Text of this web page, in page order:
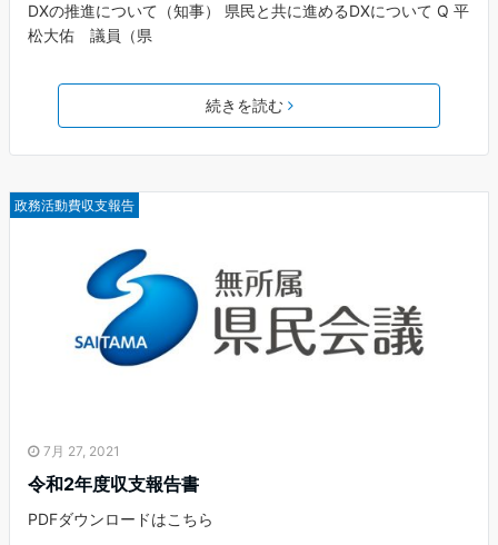
DXの推進について（知事） 県民と共に進めるDXについて Q 平
松大佑 議員（県
続きを読む
政務活動費収支報告
7月 27, 2021
令和2年度収支報告書
PDFダウンロードはこちら